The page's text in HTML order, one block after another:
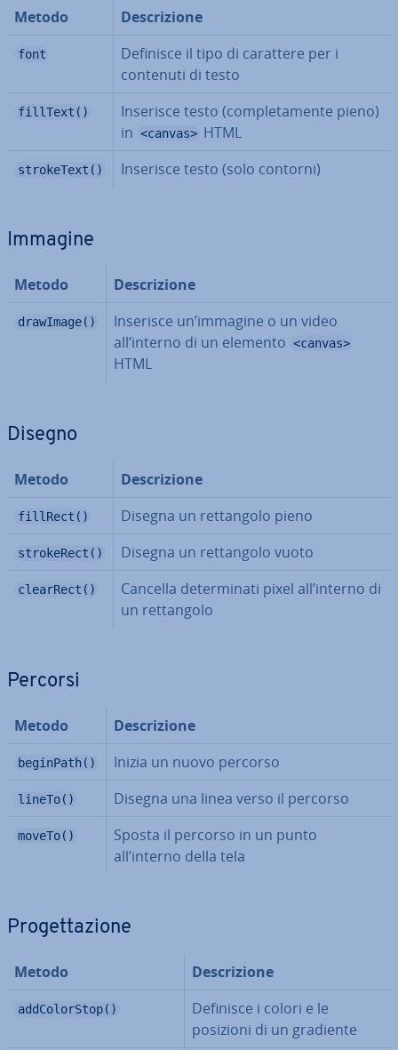
Metodo De­scri­zio­ne
font
Definisce il tipo di carattere per i
contenuti di testo
fillText()
Inserisce testo (com­ple­ta­men­te pieno)
in <canvas> HTML
strokeText() Inserisce testo (solo contorni)
Immagine
Metodo De­scri­zio­ne
drawImage()
Inserisce un’immagine o un video
all’interno di un elemento <canvas>
HTML
Disegno
Metodo De­scri­zio­ne
fillRect() Disegna un ret­tan­go­lo pieno
strokeRect() Disegna un ret­tan­go­lo vuoto
clearRect()
Cancella de­ter­mi­na­ti pixel all’interno di
un ret­tan­go­lo
Percorsi
Metodo De­scri­zio­ne
beginPath() Inizia un nuovo percorso
lineTo() Disegna una linea verso il percorso
moveTo()
Sposta il percorso in un punto
all’interno della tela
Pro­get­ta­zio­ne
Metodo De­scri­zio­ne
addColorStop()
Definisce i colori e le
posizioni di un gradiente